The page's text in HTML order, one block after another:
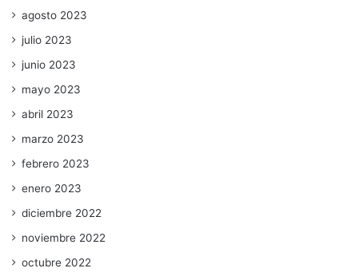
agosto 2023
julio 2023
junio 2023
mayo 2023
abril 2023
marzo 2023
febrero 2023
enero 2023
diciembre 2022
noviembre 2022
octubre 2022